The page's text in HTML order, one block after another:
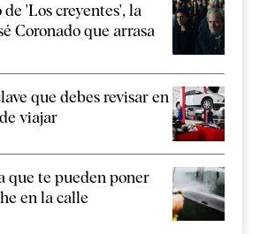
'Los creyentes', la
Coronado que arrasa
que debes revisar en
viajar
que te pueden poner
en la calle